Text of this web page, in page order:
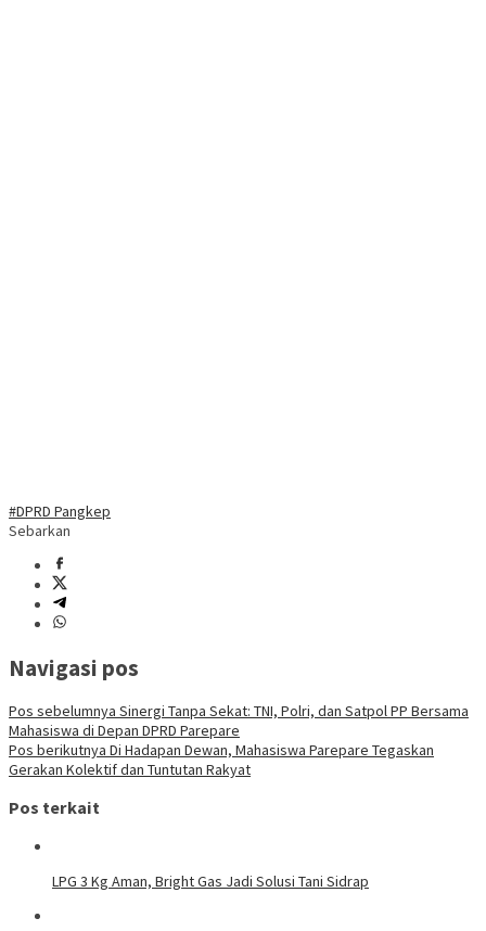
#DPRD Pangkep
Sebarkan
Navigasi pos
Pos sebelumnya Sinergi Tanpa Sekat: TNI, Polri, dan Satpol PP Bersama
Mahasiswa di Depan DPRD Parepare
Pos berikutnya Di Hadapan Dewan, Mahasiswa Parepare Tegaskan
Gerakan Kolektif dan Tuntutan Rakyat
Pos terkait
LPG 3 Kg Aman, Bright Gas Jadi Solusi Tani Sidrap